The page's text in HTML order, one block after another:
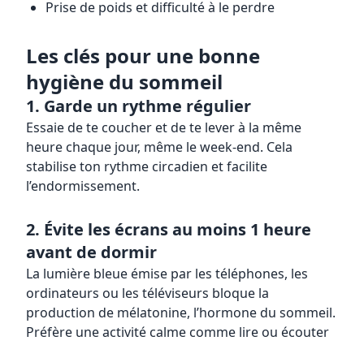
Prise de poids et difficulté à le perdre
Les clés pour une bonne
hygiène du sommeil
1. Garde un rythme régulier
Essaie de te coucher et de te lever à la même
heure chaque jour, même le week-end. Cela
stabilise ton rythme circadien et facilite
l’endormissement.
2. Évite les écrans au moins 1 heure
avant de dormir
La lumière bleue émise par les téléphones, les
ordinateurs ou les téléviseurs bloque la
production de mélatonine, l’hormone du sommeil.
Préfère une activité calme comme lire ou écouter